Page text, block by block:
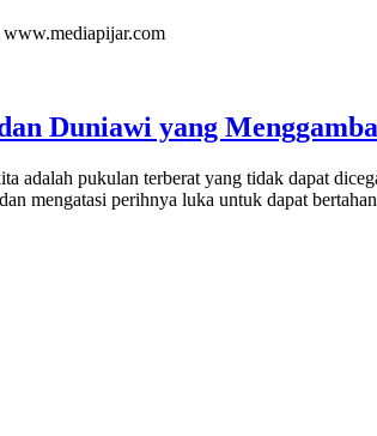
Duniawi yang
adalah pukulan terberat yang tidak dapat
mengatasi perihnya luka untuk dapat